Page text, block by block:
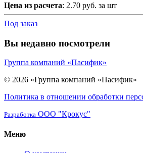
Цена из расчета: 2.70 руб. за шт
Под заказ
Вы недавно посмотрели
Группа компаний «Пасифик»
© 2026 «Группа компаний «Пасифик»
Политика в отношении обработки
Разработка ООО "Крокус"
Меню